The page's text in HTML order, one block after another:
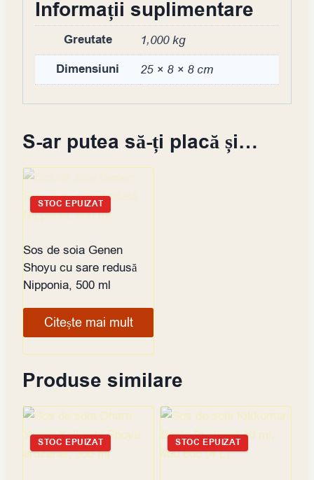
Informații suplimentare
Greutate 1,000 kg
Dimensiuni 25 × 8 × 8 cm
S-ar putea să-ți placă și…
STOC EPUIZAT
Sos de soia Genen
Shoyu cu sare redusă
Nipponia, 500 ml
Citește mai mult
Produse similare
STOC EPUIZAT STOC EPUIZAT